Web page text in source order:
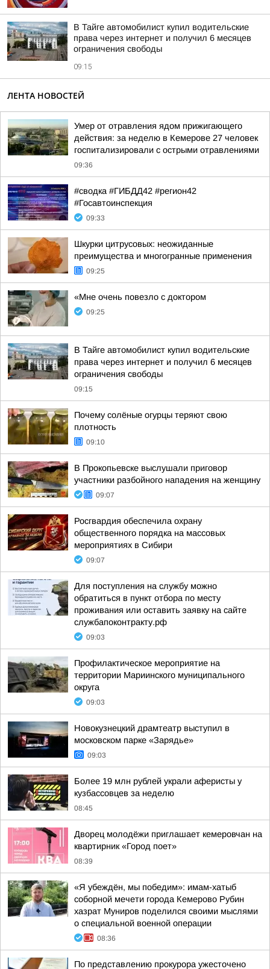
В Тайге автомобилист купил водительские
права через интернет и получил 6 месяцев
ограничения свободы
09:15
ЛЕНТА НОВОСТЕЙ
Умер от отравления ядом прижигающего
действия: за неделю в Кемерове 27 человек
госпитализировали с острыми отравлениями
09:36
#сводка #ГИБДД42 #регион42
#Госавтоинспекция
09:33
Шкурки цитрусовых: неожиданные
преимущества и многогранные применения
09:25
«Мне очень повезло с доктором
09:25
В Тайге автомобилист купил водительские
права через интернет и получил 6 месяцев
ограничения свободы
09:15
Почему солёные огурцы теряют свою
плотность
09:10
В Прокопьевске выслушали приговор
участники разбойного нападения на женщину
09:07
Росгвардия обеспечила охрану
общественного порядка на массовых
мероприятиях в Сибири
09:07
Для поступления на службу можно
обратиться в пункт отбора по месту
проживания или оставить заявку на сайте
службапоконтракту.рф
09:03
Профилактическое мероприятие на
территории Мариинского муниципального
округа
09:03
Новокузнецкий драмтеатр выступил в
московском парке «Зарядье»
09:03
Более 19 млн рублей украли аферисты у
кузбассовцев за неделю
08:45
Дворец молодёжи приглашает кемеровчан на
квартирник «Город поет»
08:39
«Я убеждён, мы победим»: имам-хатыб
соборной мечети города Кемерово Рубин
хазрат Муниров поделился своими мыслями
о специальной военной операции
08:36
По представлению прокурора ужесточено